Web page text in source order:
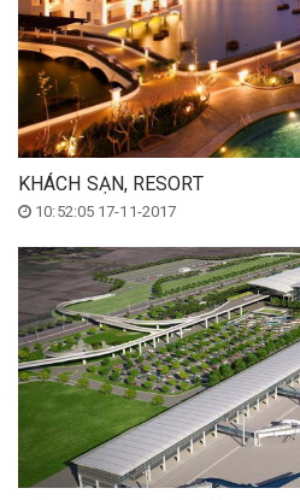
KHÁCH SẠN, RESORT
10:52:05 17-11-2017